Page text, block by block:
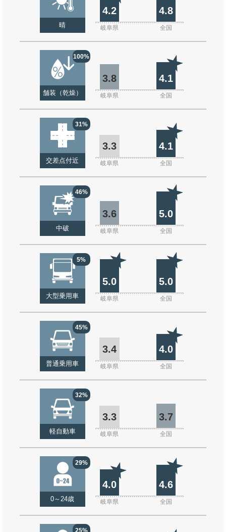
晴
4.2 4.8
岐阜県 全国
100%
舗装（乾燥）
3.8 4.1
岐阜県 全国
31%
交差点付近
3.3 4.1
岐阜県 全国
46%
中破
3.6 5.0
岐阜県 全国
5%
大型乗用車
5.0 5.0
岐阜県 全国
45%
普通乗用車
3.4 4.0
岐阜県 全国
32%
軽自動車
3.3 3.7
岐阜県 全国
29%
0～24歳
4.0 4.6
岐阜県 全国
25%